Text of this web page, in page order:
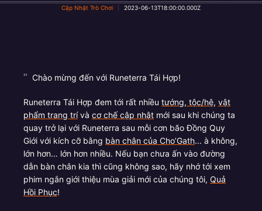
Cập Nhật Trò Chơi 2023-06-13T18:00:00.000Z
Chào mừng đến với Runeterra Tái Hợp!
Runeterra Tái Hợp đem tới rất nhiều tướng, tộc/hệ, vật
phẩm trang trívà cơ chế cập nhật mới sau khi chúng ta
quay trở lại với Runeterra sau mỗi cơn bão Đồng Quy
Giới với kích cỡ bằng bàn chân của Cho’Gath... à không,
lớn hơn… lớn hơn nhiều. Nếu bạn chưa ấn vào đường
dẫn bàn chân kia thì cũng không sao, hãy nhớ tới xem
phim ngắn giới thiệu mùa giải mới của chúng tôi, Quả
Hồi Phục!